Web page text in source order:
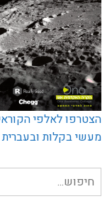
הצטרפו לאלפי
מעשי בקלות ובעברית
חיפוש
עבור: